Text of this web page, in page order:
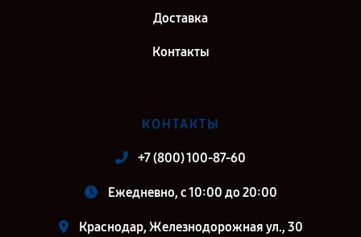
Доставка
Контакты
КОНТАКТЫ
+7 (800) 100-87-60
Ежедневно, с 10:00 до 20:00
Краснодар, Железнодорожная ул., 30